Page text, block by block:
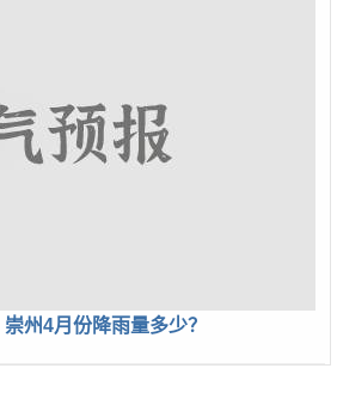
州4月份降雨量多少？